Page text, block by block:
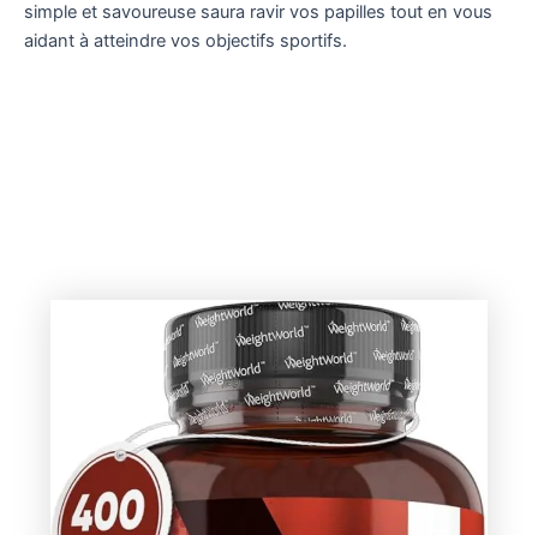
simple et savoureuse saura ravir vos papilles tout en vous
aidant à atteindre vos objectifs sportifs.